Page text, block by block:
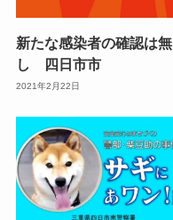
新たな感染者の確認は無
し 四日市市
2021年2月22日